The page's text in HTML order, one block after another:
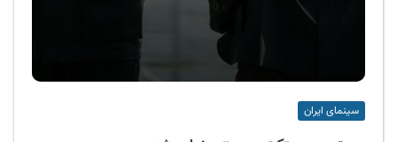
سینمای ایران